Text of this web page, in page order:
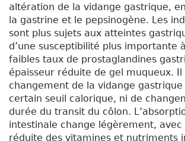
altération de la vidange gastrique,
la gastrine et le pepsinogène. Les
sont plus sujets aux atteintes
d’une susceptibilité plus importante
faibles taux de prostaglandines
épaisseur réduite de gel muqueux. Il
changement de la vidange gastrique
certain seuil calorique, ni de
durée du transit du côlon.
intestinale change légèrement,
réduite des vitamines et nutriments